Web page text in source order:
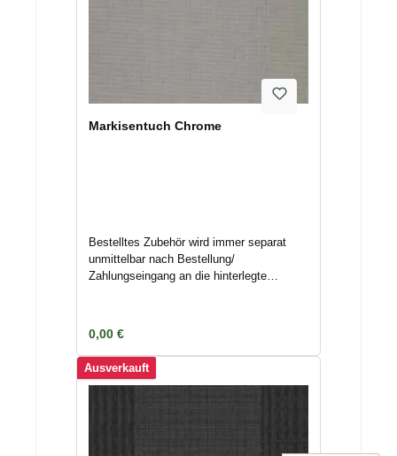
Markisentuch Chrome
Bestelltes Zubehör wird immer separat
unmittelbar nach Bestellung/
Zahlungseingang an die hinterlegte
Lagerkosten nach sich ziehen. Deswegen
geben Sie uns Bescheid, wenn das
Zubehör nicht unmittelbar versendet
Regulärer Preis:
0,00 €
Ausverkauft